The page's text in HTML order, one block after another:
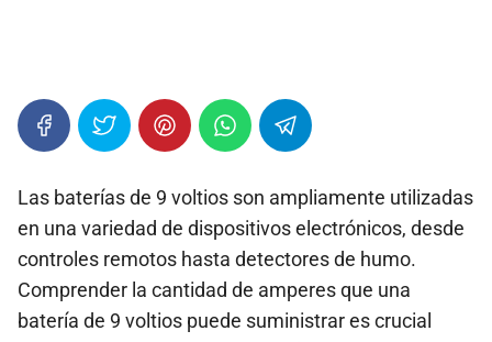
Las baterías de 9 voltios son ampliamente utilizadas
en una variedad de dispositivos electrónicos, desde
controles remotos hasta detectores de humo.
Comprender la cantidad de amperes que una
batería de 9 voltios puede suministrar es crucial